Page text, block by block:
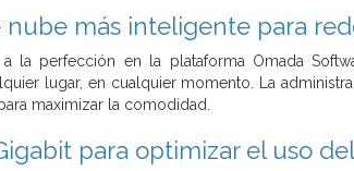
más inteligente para
perfección en la plataforma Omada
lugar, en cualquier momento. La
maximizar la comodidad.
para optimizar el uso